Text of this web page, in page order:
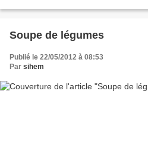
Soupe de légumes
Publié le 22/05/2012 à 08:53
Par sihem